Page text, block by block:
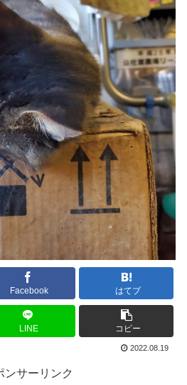
Facebook はてブ
LINE コピー
2022.08.19
ンサーリンク